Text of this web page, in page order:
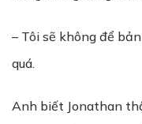
– Tôi sẽ không để
quá.
Anh biết Jonathan